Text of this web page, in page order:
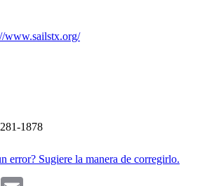
www.sailstx.org/
1878
error? Sugiere la manera de corregirlo.
Pinterest